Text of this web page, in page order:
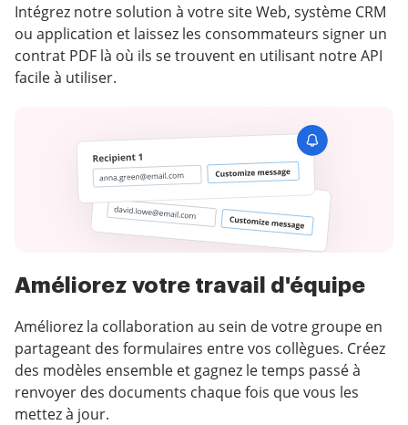
Intégrez notre solution à votre site Web, système CRM
ou application et laissez les consommateurs signer un
contrat PDF là où ils se trouvent en utilisant notre API
facile à utiliser.
Améliorez votre travail d'équipe
Améliorez la collaboration au sein de votre groupe en
partageant des formulaires entre vos collègues. Créez
des modèles ensemble et gagnez le temps passé à
renvoyer des documents chaque fois que vous les
mettez à jour.